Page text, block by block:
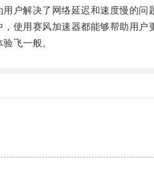
解决了网络延迟和速度慢的问
用赛风加速器都能够帮助用户
飞一般。